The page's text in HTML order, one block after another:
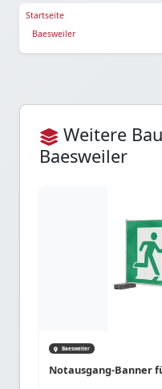
Startseite
Baesweiler
Weitere
Baesweiler
Baesweiler
Notausgang-Banner